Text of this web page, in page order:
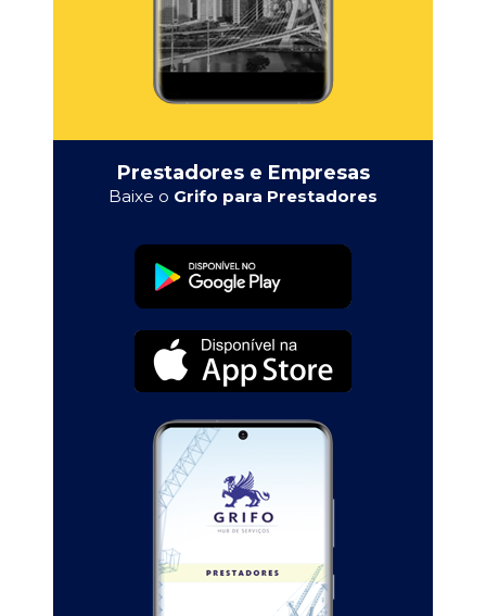
Prestadores e Empresas
Baixe o Grifo para Prestadores